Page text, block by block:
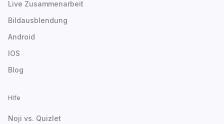
Live Zusammenarbeit
Bildausblendung
Android
IOS
Blog
Hlfe
Noji vs. Quizlet